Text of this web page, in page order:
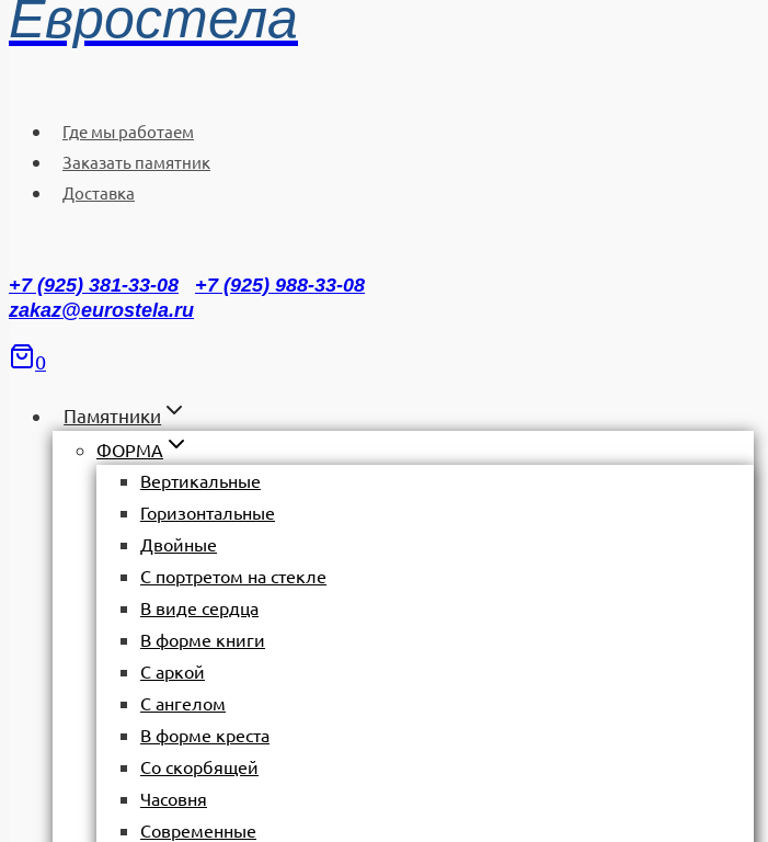
Евростела
Где мы работаем
Заказать памятник
Доставка
+7 (925) 381-33-08
+7 (925) 988-33-08
zakaz@eurostela.ru
0
Памятники
ФОРМА
Вертикальные
Горизонтальные
Двойные
С портретом на стекле
В виде сердца
В форме книги
С аркой
С ангелом
В форме креста
Со скорбящей
Часовня
Современные